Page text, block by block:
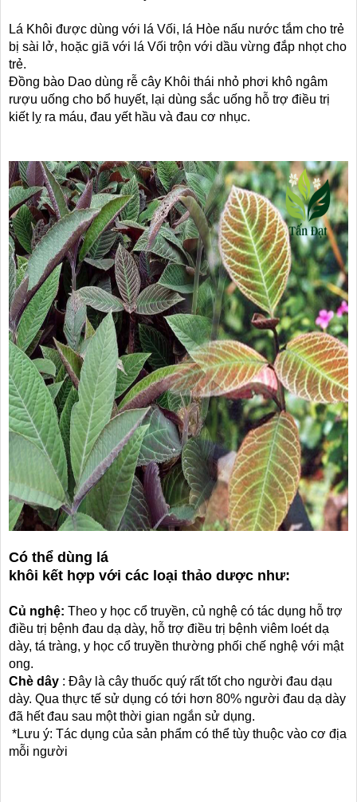
Lá Khôi được dùng với lá Vối, lá Hòe nấu nước tắm cho trẻ
bị sài lở, hoặc giã với lá Vối trộn với dầu vừng đắp nhọt cho
trẻ.
Đồng bào Dao dùng rễ cây Khôi thái nhỏ phơi khô ngâm
rượu uống cho bổ huyết, lại dùng sắc uống hỗ trợ điều trị
kiết lỵ ra máu, đau yết hầu và đau cơ nhục.
Có thể dùng lá
khôi kết hợp với các loại thảo dược như:
Củ nghệ: Theo y học cổ truyền, củ nghệ có tác dụng hỗ trợ
điều trị bệnh đau dạ dày, hỗ trợ điều trị bệnh viêm loét dạ
dày, tá tràng, y học cổ truyền thường phối chế nghệ với mật
ong.
Chè dây : Đây là cây thuốc quý rất tốt cho người đau dạu
dày. Qua thực tế sử dụng có tới hơn 80% người đau dạ dày
đã hết đau sau một thời gian ngắn sử dụng.
*Lưu ý: Tác dụng của sản phẩm có thể tùy thuộc vào cơ địa
mỗi người